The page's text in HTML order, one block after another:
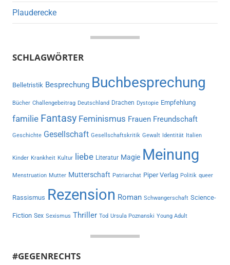
Plauderecke
SCHLAGWÖRTER
Belletristik Besprechung Buchbesprechung
Bücher Challengebeitrag Deutschland Drachen Dystopie Empfehlung
familie Fantasy Feminismus Frauen Freundschaft
Geschichte Gesellschaft Gesellschaftskritik Gewalt Identität Italien
Kinder Krankheit Kultur liebe Literatur Magie Meinung
Menstruation Mutter Mutterschaft Patriarchat Piper Verlag Politik queer
Rassismus Rezension Roman Schwangerschaft Science-
Fiction Sex Sexismus Thriller Tod Ursula Poznanski Young Adult
#GEGENRECHTS